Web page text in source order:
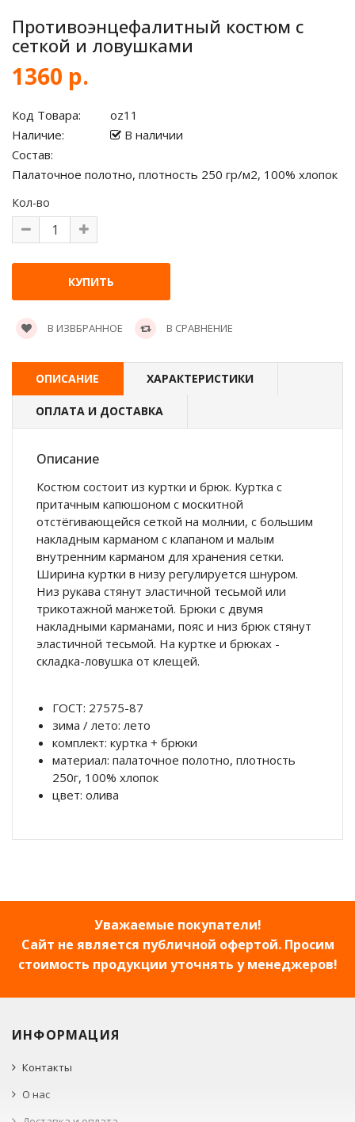
Противоэнцефалитный костюм с
сеткой и ловушками
1360 р.
Код Товара:
oz11
Наличие:
В наличии
Состав:
Палаточное полотно, плотность 250 гр/м2, 100% хлопок
Кол-во
В ИЗВБРАННОЕ В СРАВНЕНИЕ
ОПИСАНИЕ ХАРАКТЕРИСТИКИ
ОПЛАТА И ДОСТАВКА
Описание
Костюм состоит из куртки и брюк. Куртка с
притачным капюшоном с москитной
отстёгивающейся сеткой на молнии, с большим
накладным карманом с клапаном и малым
внутренним карманом для хранения сетки.
Ширина куртки в низу регулируется шнуром.
Низ рукава стянут эластичной тесьмой или
трикотажной манжетой. Брюки с двумя
накладными карманами, пояс и низ брюк стянут
эластичной тесьмой. На куртке и брюках -
складка-ловушка от клещей.
ГОСТ: 27575-87
зима / лето: лето
комплект: куртка + брюки
материал: палаточное полотно, плотность
250г, 100% хлопок
цвет: олива
Уважаемые покупатели!
Сайт не является публичной офертой. Просим
стоимость продукции уточнять у менеджеров!
ИНФОРМАЦИЯ
Контакты
О нас